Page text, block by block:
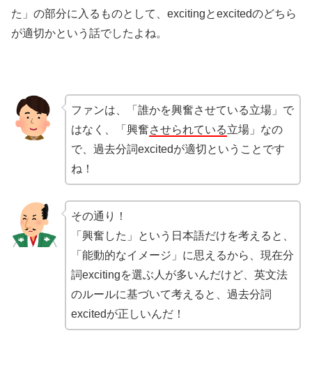
た」の部分に入るものとして、excitingとexcitedのどちら
が適切かという話でしたよね。
ファンは、「誰かを興奮させている立場」で
はなく、「興奮させられている立場」なの
で、過去分詞excitedが適切ということです
ね！
その通り！
「興奮した」という日本語だけを考えると、
「能動的なイメージ」に思えるから、現在分
詞excitingを選ぶ人が多いんだけど、英文法
のルールに基づいて考えると、過去分詞
excitedが正しいんだ！